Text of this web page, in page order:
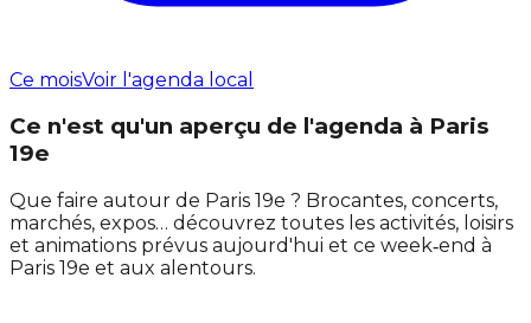
Ce moisVoir l'agenda local
Ce n'est qu'un aperçu de l'agenda à Paris
19e
Que faire autour de Paris 19e ? Brocantes, concerts,
marchés, expos… découvrez toutes les activités, loisirs
et animations prévus aujourd'hui et ce week‑end à
Paris 19e et aux alentours.